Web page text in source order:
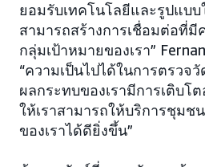
ยอมรับเทคโนโลยีและรูปแบบ
สามารถสร้างการเชื่อมต่อที่
กลุ่มเป้าหมายของเรา”
“ความเป็นไปได้ในการตรวจ
ผลกระทบของเรามีการเติบโ
ให้เราสามารถให้บริการชุมช
ของเราได้ดียิ่งขึ้น”